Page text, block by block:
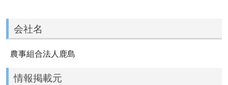
会社名
農事組合法人鹿島
情報掲載元